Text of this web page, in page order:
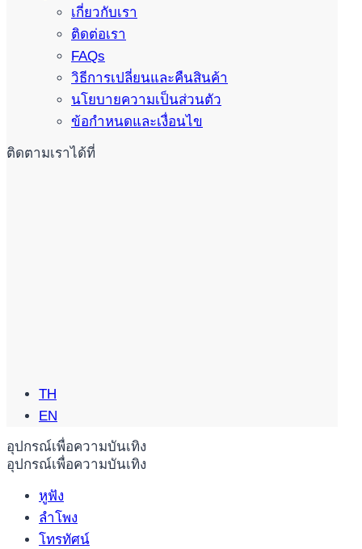
อุปกรณ์เพื่อความบันเทิง
อุปกรณ์เพื่อความบันเทิง
หูฟัง
ลำโพง
โทรทัศน์
เกี่ยวกับเรา
ติดต่อเรา
FAQs
วิธีการเปลี่ยนและคืนสินค้า
นโยบายความเป็นส่วนตัว
ข้อกำหนดและเงื่อนไข
ติดตามเราได้ที่
TH
EN